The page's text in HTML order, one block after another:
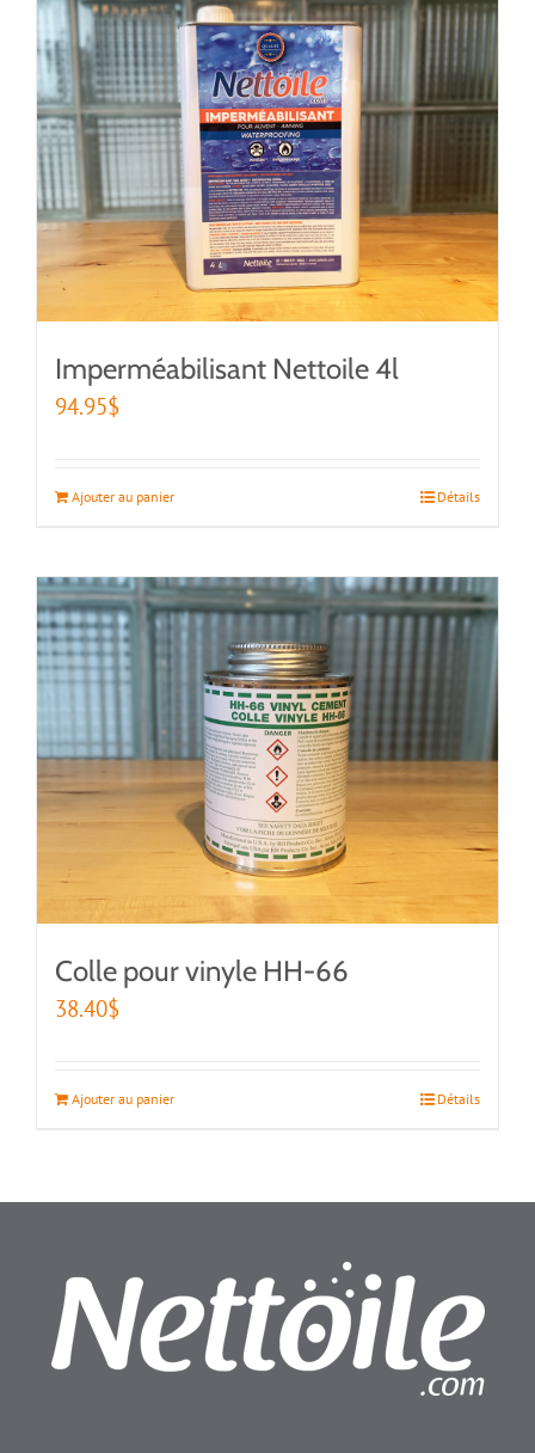
Imperméabilisant Nettoile 4l
94.95$
Ajouter au panier Détails
Colle pour vinyle HH-66
38.40$
Ajouter au panier Détails